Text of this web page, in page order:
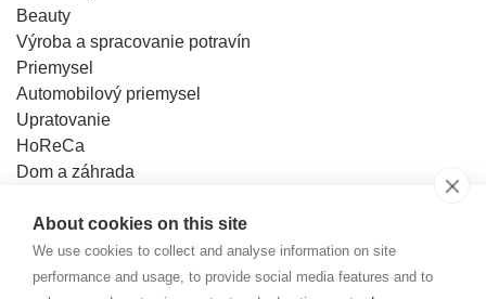
About cookies on this site
We use cookies to collect and analyse information on site
performance and usage, to provide social media features and to
Beauty
Výroba a spracovanie potravín
Priemysel
Automobilový priemysel
Upratovanie
HoReCa
Dom a záhrada
Kontakt